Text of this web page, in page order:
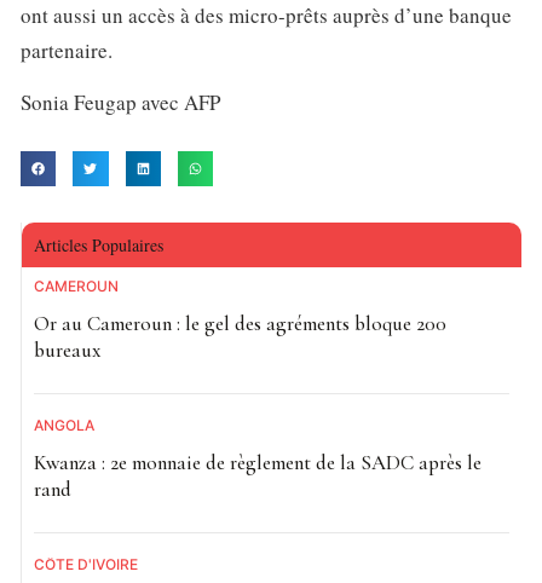
ont aussi un accès à des micro-prêts auprès d’une banque
partenaire.
Sonia Feugap avec AFP
Articles Populaires
CAMEROUN
Or au Cameroun : le gel des agréments bloque 200
bureaux
ANGOLA
Kwanza : 2e monnaie de règlement de la SADC après le
rand
CÔTE D'IVOIRE